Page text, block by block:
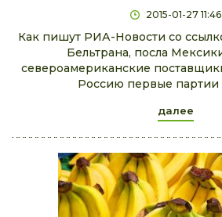
2015-01-27 11:46
Как пишут РИА-Новости со
Бельтрана, посла
североамериканские
Россию первые партии
далее